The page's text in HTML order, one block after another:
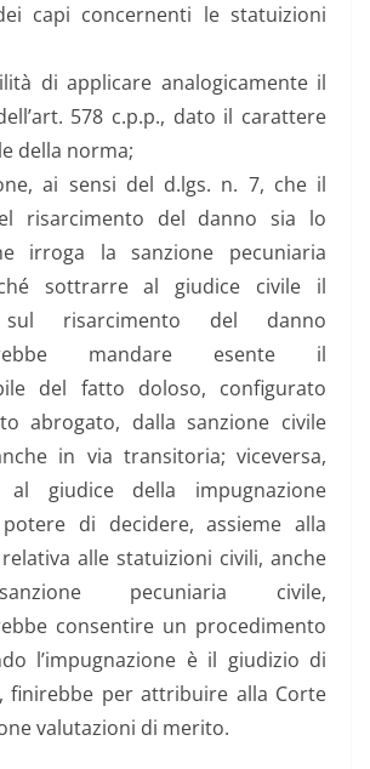
capi concernenti le statuizioni
di applicare analogicamente il
578 c.p.p., dato il carattere
della norma;
ai sensi del d.lgs. n. 7, che il
risarcimento del danno sia lo
irroga la sanzione pecuniaria
sottrarre al giudice civile il
sul risarcimento del danno
mandare esente il
del fatto doloso, configurato
abrogato, dalla sanzione civile
in via transitoria; viceversa,
al giudice della impugnazione
di decidere, assieme alla
alle statuizioni civili, anche
pecuniaria civile,
consentire un procedimento
l’impugnazione è il giudizio di
finirebbe per attribuire alla Corte
valutazioni di merito.